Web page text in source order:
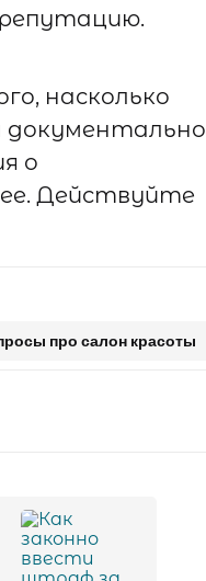
насколько
документально
о
Действуйте
про салон красоты